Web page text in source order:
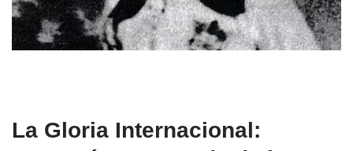
La Gloria Internacional: